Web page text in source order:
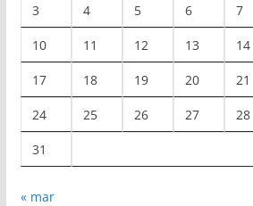
3 4 5 6 7
10 11 12 13 14
17 18 19 20 21
24 25 26 27 28
31
« mar